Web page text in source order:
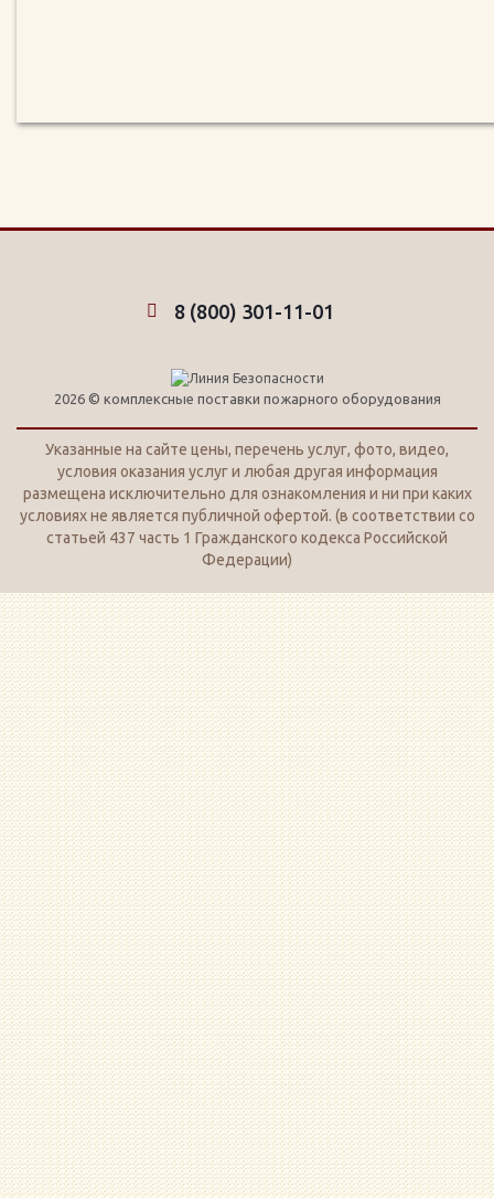
8 (800) 301-11-01
2026 © комплексные поставки пожарного оборудования
Указанные на сайте цены, перечень услуг, фото, видео,
условия оказания услуг и любая другая информация
размещена исключительно для ознакомления и ни при каких
условиях не является публичной офертой. (в соответствии со
статьей 437 часть 1 Гражданского кодекса Российской
Федерации)